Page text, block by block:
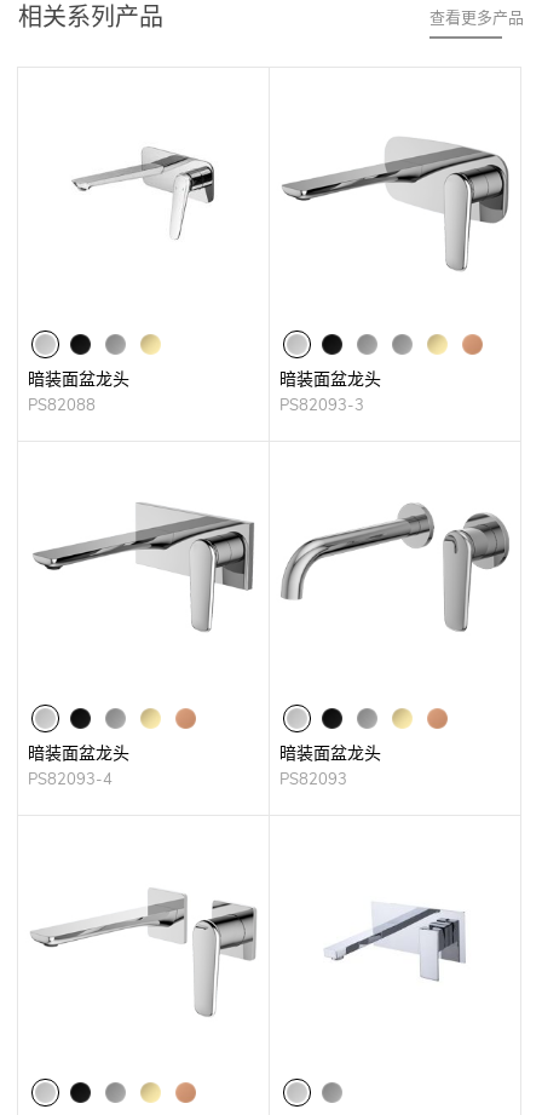
相关系列产品 查看更多产品
暗装面盆龙头
PS82088
暗装面盆龙头
PS82093-3
暗装面盆龙头
PS82093-4
暗装面盆龙头
PS82093